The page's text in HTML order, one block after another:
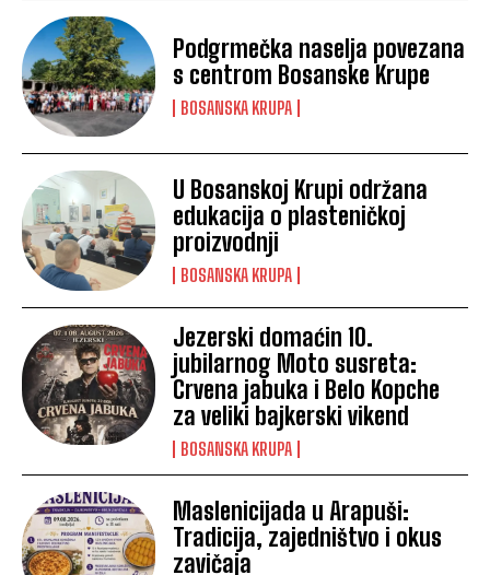
Podgrmečka naselja povezana
s centrom Bosanske Krupe
BOSANSKA KRUPA
U Bosanskoj Krupi održana
edukacija o plasteničkoj
proizvodnji
BOSANSKA KRUPA
Jezerski domaćin 10.
jubilarnog Moto susreta:
Crvena jabuka i Belo Kopche
za veliki bajkerski vikend
BOSANSKA KRUPA
Maslenicijada u Arapuši:
Tradicija, zajedništvo i okus
zavičaja